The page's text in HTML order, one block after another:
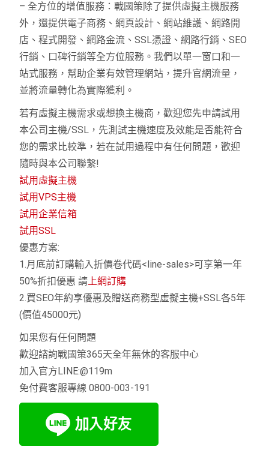
– 全方位的增值服務：戰國策除了提供虛擬主機服務
外，還提供電子商務、網頁設計、網站維護、網路開
店、程式開發、網路金流、SSL憑證、網路行銷、SEO
行銷、口碑行銷等全方位服務。我們以單一窗口和一
站式服務，幫助企業有效管理網站，提升官網流量，
並將流量轉化為實際獲利。
若有虛擬主機需求或想換主機商，歡迎您先申請試用
本公司主機/SSL，先測試主機速度及效能是否能符合
您的需求比較準，若在試用過程中有任何問題，歡迎
隨時與本公司聯繫!
試用虛擬主機
試用VPS主機
試用企業信箱
試用SSL
優惠方案:
1.月底前訂購輸入折價卷代碼<line-sales>可享第一年
50%折扣優惠 請上網訂購
2.買SEO年約享優惠及贈送商務型虛擬主機+SSL各5年
(價值45000元)
如果您有任何問題
歡迎諮詢戰國策365天全年無休的客服中心
加入官方LINE:@119m
免付費客服專線 0800-003-191